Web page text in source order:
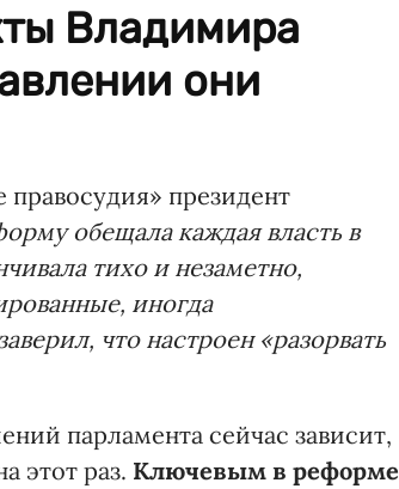
Владимира
они
правосудия» президент
обещала каждая власть в
тихо и незаметно,
иногда
что настроен «разорвать
парламента сейчас зависит,
этот раз. Ключевым в реформе